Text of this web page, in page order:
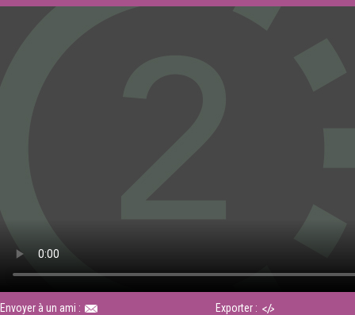
Envoyer à un ami : Exporter :